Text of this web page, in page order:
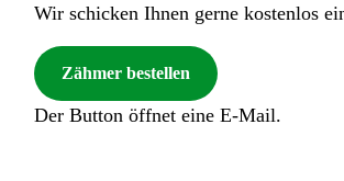
Wir schicken Ihnen gerne kostenlos
Zähmer bestellen
Der Button öffnet eine E-Mail.